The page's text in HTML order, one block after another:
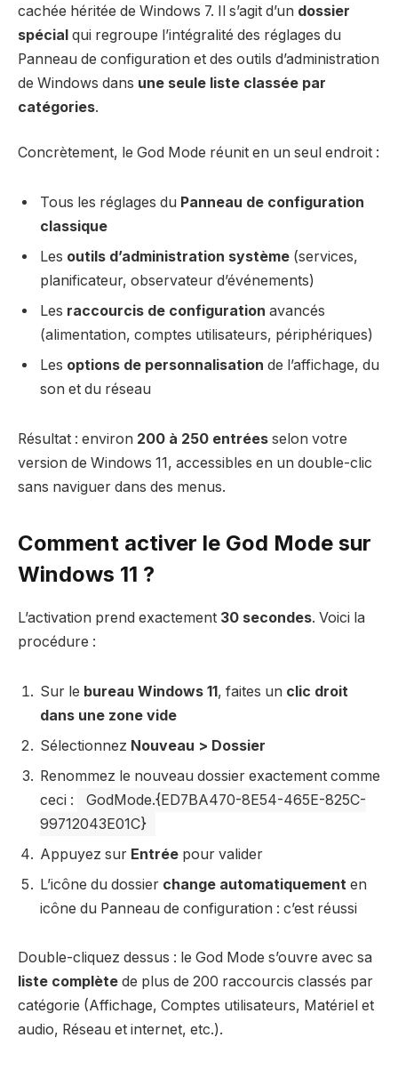
cachée héritée de Windows 7. Il s’agit d’un dossier
spécial qui regroupe l’intégralité des réglages du
Panneau de configuration et des outils d’administration
de Windows dans une seule liste classée par
catégories.
Concrètement, le God Mode réunit en un seul endroit :
Tous les réglages du Panneau de configuration
classique
Les outils d’administration système (services,
planificateur, observateur d’événements)
Les raccourcis de configuration avancés
(alimentation, comptes utilisateurs, périphériques)
Les options de personnalisation de l’affichage, du
son et du réseau
Résultat : environ 200 à 250 entrées selon votre
version de Windows 11, accessibles en un double-clic
sans naviguer dans des menus.
Comment activer le God Mode sur
Windows 11 ?
L’activation prend exactement 30 secondes. Voici la
procédure :
Sur le bureau Windows 11, faites un clic droit
dans une zone vide
Sélectionnez Nouveau > Dossier
Renommez le nouveau dossier exactement comme
ceci :
GodMode.{ED7BA470-8E54-465E-825C-
99712043E01C}
Appuyez sur Entrée pour valider
L’icône du dossier change automatiquement en
icône du Panneau de configuration : c’est réussi
Double-cliquez dessus : le God Mode s’ouvre avec sa
liste complète de plus de 200 raccourcis classés par
catégorie (Affichage, Comptes utilisateurs, Matériel et
audio, Réseau et internet, etc.).